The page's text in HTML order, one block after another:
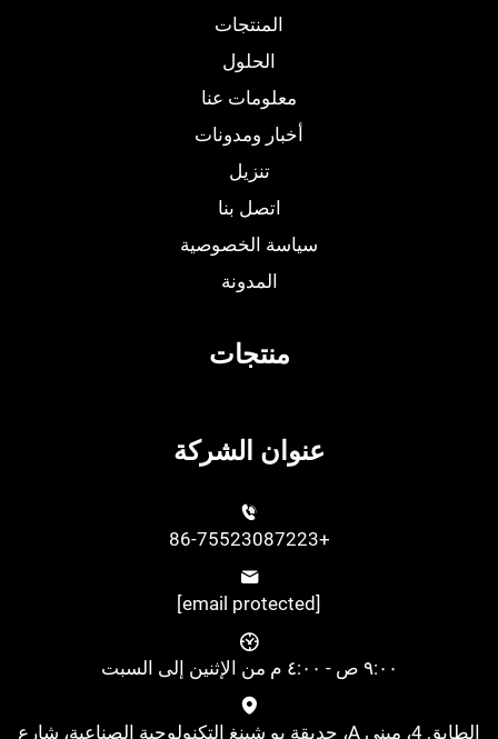
المنتجات
الحلول
معلومات عنا
أخبار ومدونات
تنزيل
اتصل بنا
سياسة الخصوصية
المدونة
منتجات
عنوان الشركة
+86-75523087223
[email protected]
٩:٠٠ ص - ٤:٠٠ م من الإثنين إلى السبت
الطابق 4، مبنى A، حديقة يو شينغ التكنولوجية الصناعية، شارع